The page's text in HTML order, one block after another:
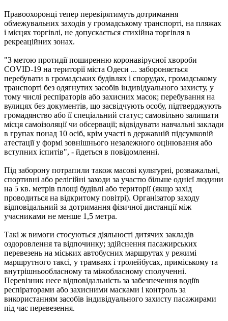
Правоохоронці тепер перевірятимуть дотримання
обмежувальних заходів у громадському транспорті, на пляжах
і місцях торгівлі, не допускається стихійна торгівля в
рекреаційних зонах.
"З метою протидії поширенню коронавірусної хвороби
COVID-19 на території міста Одеси ... забороняється
перебувати в громадських будівлях і спорудах, громадському
транспорті без одягнутих засобів індивідуального захисту, у
тому числі респіраторів або захисних масок; перебування на
вулицях без документів, що засвідчують особу, підтверджують
громадянство або її спеціальний статус; самовільно залишати
місця самоізоляції чи обсервації; відвідувати навчальні заклади
в групах понад 10 осіб, крім участі в державній підсумковій
атестації у формі зовнішнього незалежного оцінювання або
вступних іспитів", - йдеться в повідомленні.
Під заборону потрапили також масові культурні, розважальні,
спортивні або релігійні заходи за участю більше однієї людини
на 5 кв. метрів площі будівлі або території (якщо захід
проводиться на відкритому повітрі). Організатор заходу
відповідальний за дотримання фізичної дистанції між
учасниками не менше 1,5 метра.
Такі ж вимоги стосуються діяльності дитячих закладів
оздоровлення та відпочинку; здійснення пасажирських
перевезень на міських автобусних маршрутах у режимі
маршрутного таксі, у трамваях і тролейбусах, приміському та
внутрішньообласному та міжобласному сполученні.
Перевізник несе відповідальність за забезпечення водіїв
респіраторами або захисними масками і контроль за
використанням засобів індивідуального захисту пасажирами
під час перевезення.